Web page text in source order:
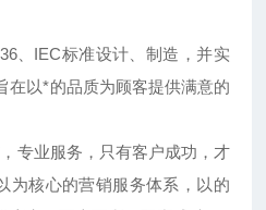
、IEC标准设计、制造，并实
在以*的品质为顾客提供满意的
专业服务，只有客户成功，才
为核心的营销服务体系，以的